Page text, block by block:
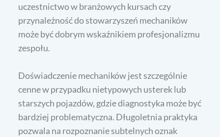
uczestnictwo w branżowych kursach czy
przynależność do stowarzyszeń mechaników
może być dobrym wskaźnikiem profesjonalizmu
zespołu.
Doświadczenie mechaników jest szczególnie
cenne w przypadku nietypowych usterek lub
starszych pojazdów, gdzie diagnostyka może być
bardziej problematyczna. Długoletnia praktyka
pozwala na rozpoznanie subtelnych oznak